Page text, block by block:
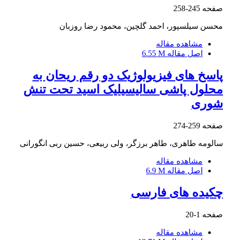
صفحه 245-258
محسن سیلسپور، احمد گلچین، محمود رضا روزبان
مشاهده مقاله
اصل مقاله 6.55 M
پاسخ های فیزیولوژیک دو رقم ریحان به
محلول پاشی سالیسیلیک اسید تحت تنش
شوری
صفحه 259-274
سالومه طاهری، طاهر برزگر، ولی ربیعی، حسین ربی انگورانی
مشاهده مقاله
اصل مقاله 6.9 M
چکیده های فارسی
صفحه 1-20
مشاهده مقاله